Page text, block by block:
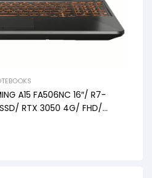
FA506NC 16″/ R7-
RTX 3050 4G/ FHD/